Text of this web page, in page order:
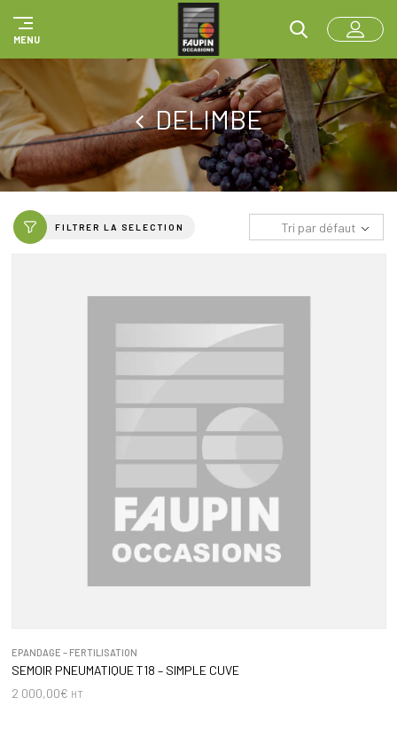
MENU
DELIMBE
FILTRER LA SELECTION Tri par défaut
EPANDAGE – FERTILISATION
SEMOIR PNEUMATIQUE T18 – SIMPLE CUVE
2 000,00€ HT
Panneau de gestion des cookies